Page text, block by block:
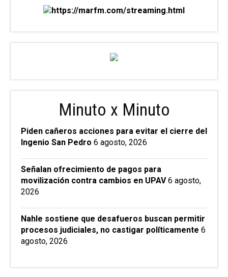
Minuto x Minuto
Piden cañeros acciones para evitar el cierre del
Ingenio San Pedro 6 agosto, 2026
Señalan ofrecimiento de pagos para
movilización contra cambios en UPAV 6 agosto,
2026
Nahle sostiene que desafueros buscan permitir
procesos judiciales, no castigar políticamente 6
agosto, 2026